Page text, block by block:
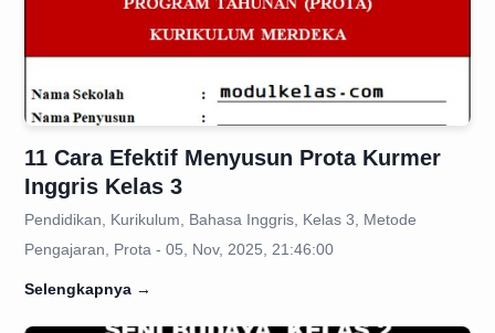
11 Cara Efektif Menyusun Prota Kurmer
Inggris Kelas 3
Pendidikan, Kurikulum, Bahasa Inggris, Kelas 3, Metode
Pengajaran, Prota - 05, Nov, 2025, 21:46:00
Selengkapnya →